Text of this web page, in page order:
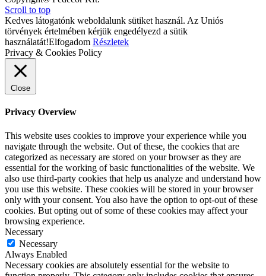
Scroll to top
Kedves látogatónk weboldalunk sütiket használ. Az Uniós
törvények értelmében kérjük engedélyezd a sütik
használatát!Elfogadom Részletek
Privacy & Cookies Policy
Close
Privacy Overview
This website uses cookies to improve your experience while you
navigate through the website. Out of these, the cookies that are
categorized as necessary are stored on your browser as they are
essential for the working of basic functionalities of the website. We
also use third-party cookies that help us analyze and understand how
you use this website. These cookies will be stored in your browser
only with your consent. You also have the option to opt-out of these
cookies. But opting out of some of these cookies may affect your
browsing experience.
Necessary
Necessary
Always Enabled
Necessary cookies are absolutely essential for the website to